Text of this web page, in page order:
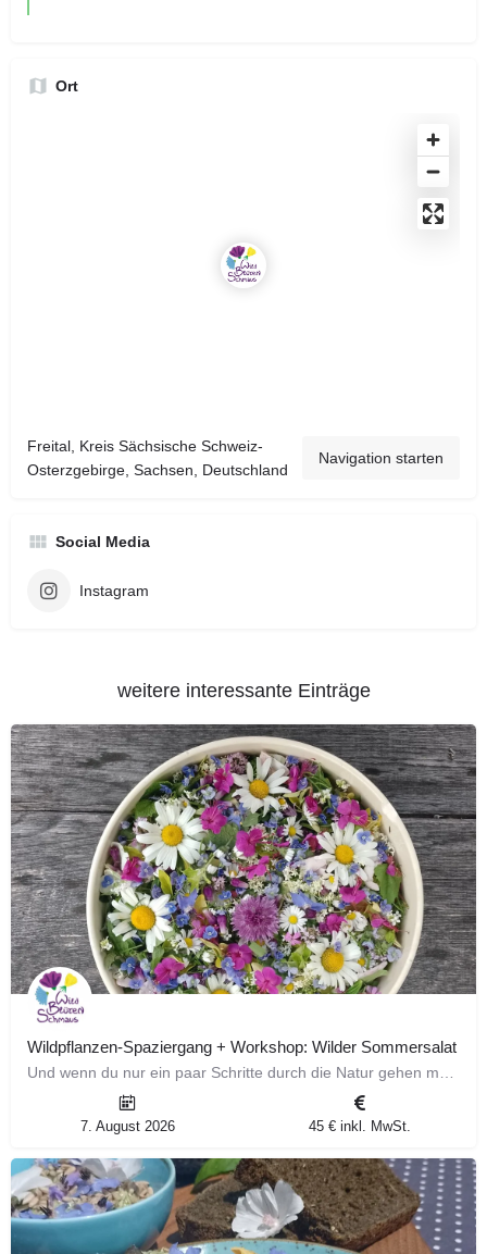
Ort
Freital, Kreis Sächsische Schweiz-
Osterzgebirge, Sachsen, Deutschland
Navigation starten
Social Media
Instagram
weitere interessante Einträge
Wildpflanzen-Spaziergang + Workshop: Wilder Sommersalat
7. August 2026 45 € inkl. MwSt.